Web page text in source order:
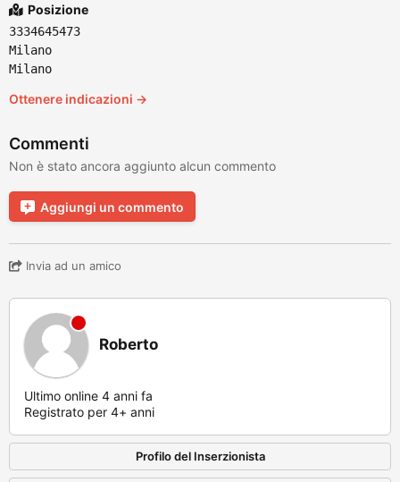
Posizione
3334645473
Milano
Milano
Ottenere indicazioni →
Commenti
Non è stato ancora aggiunto alcun commento
Aggiungi un commento
Invia ad un amico
Roberto
Ultimo online 4 anni fa
Registrato per 4+ anni
Profilo del Inserzionista